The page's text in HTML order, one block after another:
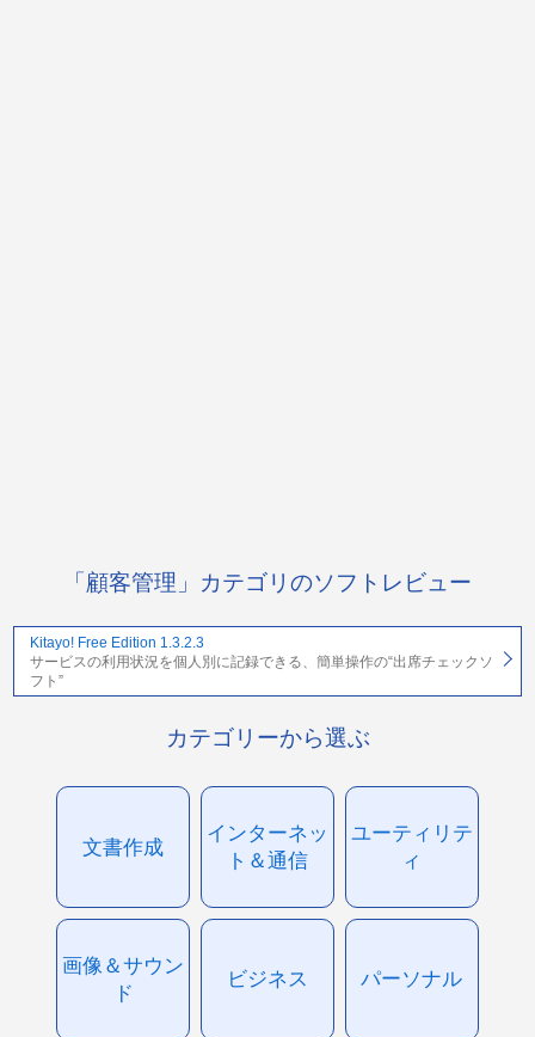
「顧客管理」カテゴリのソフトレビュー
Kitayo! Free Edition 1.3.2.3
サービスの利用状況を個人別に記録できる、簡単操作の“出席チェックソ
フト”
カテゴリーから選ぶ
文書作成
インターネッ
ト＆通信
ユーティリテ
ィ
画像＆サウン
ド
ビジネス パーソナル